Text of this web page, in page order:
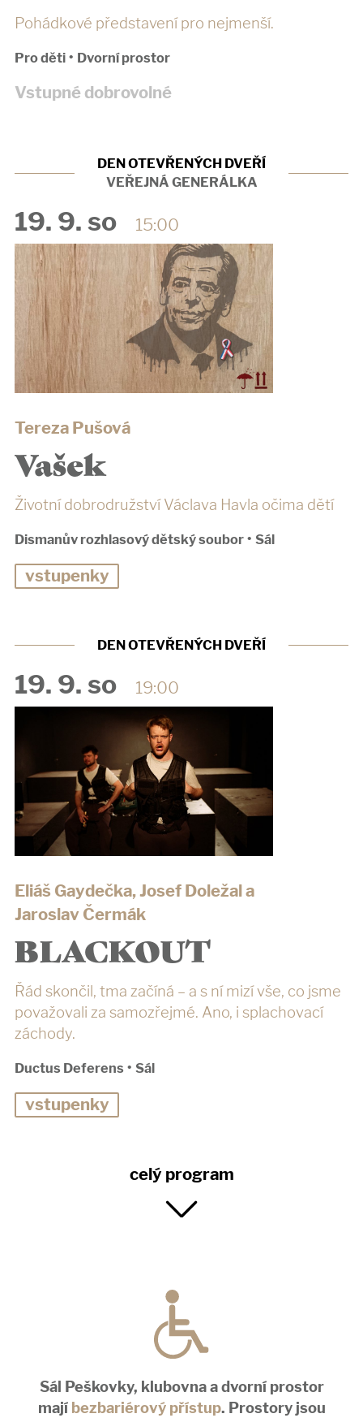
Pohádkové představení pro nejmenší.
Pro děti • Dvorní prostor
Vstupné dobrovolné
DEN OTEVŘENÝCH DVEŘÍ
VEŘEJNÁ GENERÁLKA
19. 9. so 15:00
Tereza Pušová
Vašek
Životní dobrodružství Václava Havla očima dětí
Dismanův rozhlasový dětský soubor • Sál
vstupenky
DEN OTEVŘENÝCH DVEŘÍ
19. 9. so 19:00
Eliáš Gaydečka, Josef Doležal a
Jaroslav Čermák
BLACKOUT
Řád skončil, tma začíná – a s ní mizí vše, co jsme
považovali za samozřejmé. Ano, i splachovací
záchody.
Ductus Deferens • Sál
vstupenky
celý program
Sál Peškovky, klubovna a dvorní prostor
mají bezbariérový přístup. Prostory jsou